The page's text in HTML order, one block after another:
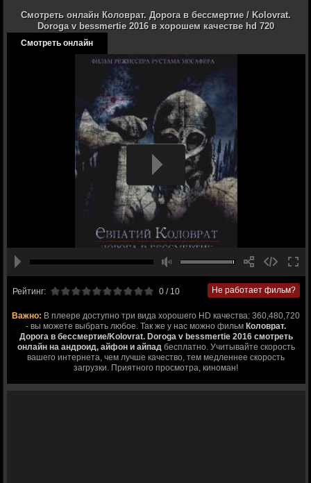
Смотреть онлайн Коловрат. Дорога в бессмертие / Kolovrat.
Doroga v bessmertie 2016 в хорошем качестве hd 720
Смотреть онлайн
Рейтинг: 0/ 10 Не работает фильм?
Важно: В плеере доступно три вида хорошего HD качества: 360,480,720
- вы можете выбрать любое. Так же у нас можно фильм Коловрат.
Дорога в бессмертие/Kolovrat. Doroga v bessmertie 2016 смотреть
онлайн на андроид, айфон и айпадбесплатно. Учитывайте скорость
вашего интернета, чем лучше качество, тем медленнее скорость
загрузки. Приятного просмотра, киноман!